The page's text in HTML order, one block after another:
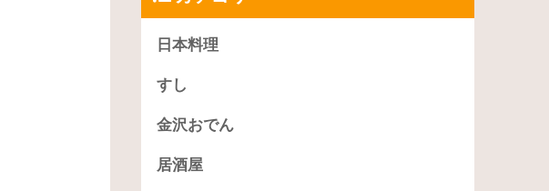
日本料理
すし
金沢おでん
居酒屋